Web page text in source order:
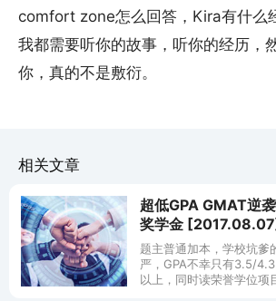
comfort zone怎么回答，Kira有什么
我都需要听你的故事，听你的经历，
你，真的不是敷衍。
相关文章
超低GPA GMAT逆
奖学金
题主普通加本，学校坑爹
严，GPA不幸只有3.5/
以上，同时读荣誉学位项